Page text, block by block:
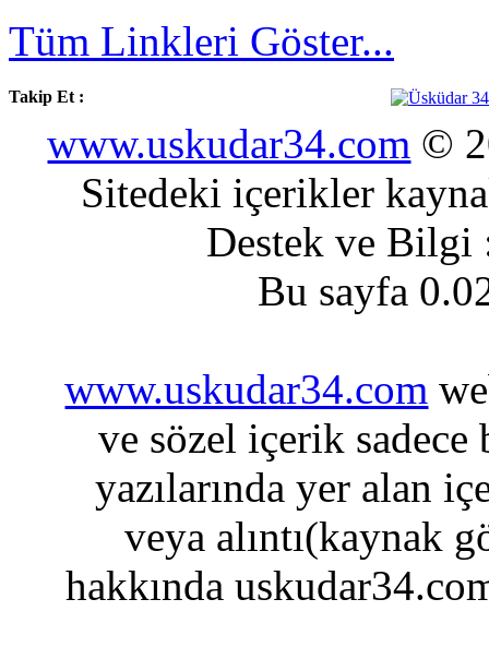
Tüm Linkleri Göster...
Takip Et :
www.uskudar34.com ©
Sitedeki içerikler
Destek ve
Bu sayfa
www.uskudar34.com
ve sözel içerik sadece
yazılarında yer alan
veya alıntı(kaynak
hakkında